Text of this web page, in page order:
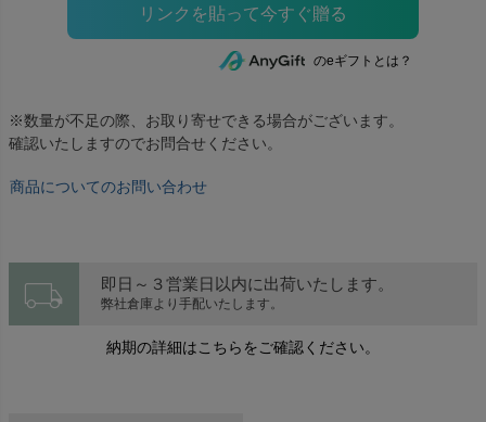
のeギフトとは？
※数量が不足の際、お取り寄せできる場合がございます。
確認いたしますのでお問合せください。
商品についてのお問い合わせ
local_shipping 即日～３営業日以内に出荷いたします。
弊社倉庫より手配いたします。
納期の詳細はこちらをご確認ください。